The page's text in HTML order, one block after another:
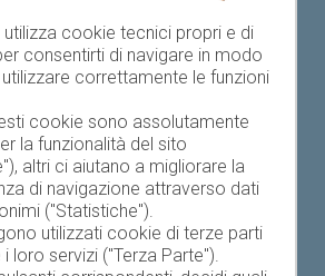
Domani lunedì
cookie tecnici propri e di
consentirti di navigare in modo
correttamente le funzioni
cookie sono assolutamente
la funzionalità del sito
altri ci aiutano a migliorare la
di navigazione attraverso dati
("Statistiche").
utilizzati cookie di terze parti
loro servizi ("Terza Parte").